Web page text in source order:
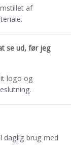
af
se ud, før jeg
logo og
daglig brug med